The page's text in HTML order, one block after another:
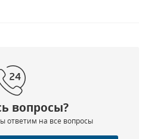
вопросы?
ответим на все вопросы